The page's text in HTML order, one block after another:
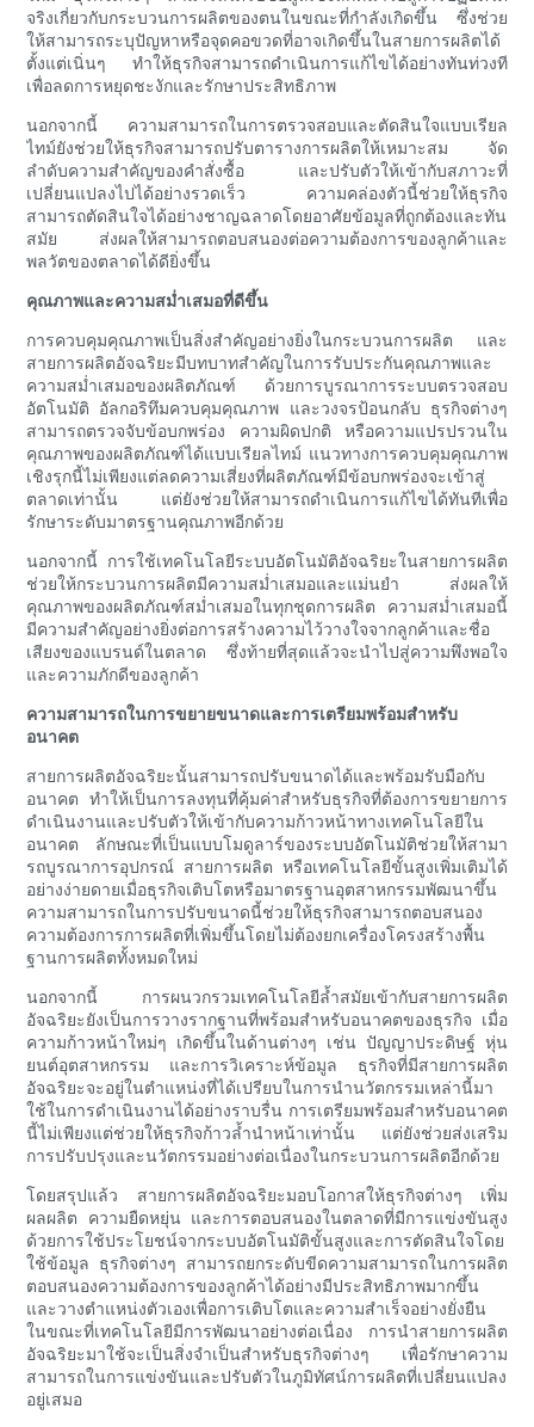
จริงเกี่ยวกับกระบวนการผลิตของตนในขณะที่กำลังเกิดขึ้น ซึ่งช่วย
ให้สามารถระบุปัญหาหรือจุดคอขวดที่อาจเกิดขึ้นในสายการผลิตได้
ตั้งแต่เนิ่นๆ ทำให้ธุรกิจสามารถดำเนินการแก้ไขได้อย่างทันท่วงที
เพื่อลดการหยุดชะงักและรักษาประสิทธิภาพ
นอกจากนี้ ความสามารถในการตรวจสอบและตัดสินใจแบบเรียล
ไทม์ยังช่วยให้ธุรกิจสามารถปรับตารางการผลิตให้เหมาะสม จัด
ลำดับความสำคัญของคำสั่งซื้อ และปรับตัวให้เข้ากับสภาวะที่
เปลี่ยนแปลงไปได้อย่างรวดเร็ว ความคล่องตัวนี้ช่วยให้ธุรกิจ
สามารถตัดสินใจได้อย่างชาญฉลาดโดยอาศัยข้อมูลที่ถูกต้องและทัน
สมัย ​​ส่งผลให้สามารถตอบสนองต่อความต้องการของลูกค้าและ
พลวัตของตลาดได้ดียิ่งขึ้น
คุณภาพและความสม่ำเสมอที่ดีขึ้น
การควบคุมคุณภาพเป็นสิ่งสำคัญอย่างยิ่งในกระบวนการผลิต และ
สายการผลิตอัจฉริยะมีบทบาทสำคัญในการรับประกันคุณภาพและ
ความสม่ำเสมอของผลิตภัณฑ์ ด้วยการบูรณาการระบบตรวจสอบ
อัตโนมัติ อัลกอริทึมควบคุมคุณภาพ และวงจรป้อนกลับ ธุรกิจต่างๆ
สามารถตรวจจับข้อบกพร่อง ความผิดปกติ หรือความแปรปรวนใน
คุณภาพของผลิตภัณฑ์ได้แบบเรียลไทม์ แนวทางการควบคุมคุณภาพ
เชิงรุกนี้ไม่เพียงแต่ลดความเสี่ยงที่ผลิตภัณฑ์มีข้อบกพร่องจะเข้าสู่
ตลาดเท่านั้น แต่ยังช่วยให้สามารถดำเนินการแก้ไขได้ทันทีเพื่อ
รักษาระดับมาตรฐานคุณภาพอีกด้วย
นอกจากนี้ การใช้เทคโนโลยีระบบอัตโนมัติอัจฉริยะในสายการผลิต
ช่วยให้กระบวนการผลิตมีความสม่ำเสมอและแม่นยำ ส่งผลให้
คุณภาพของผลิตภัณฑ์สม่ำเสมอในทุกชุดการผลิต ความสม่ำเสมอนี้
มีความสำคัญอย่างยิ่งต่อการสร้างความไว้วางใจจากลูกค้าและชื่อ
เสียงของแบรนด์ในตลาด ซึ่งท้ายที่สุดแล้วจะนำไปสู่ความพึงพอใจ
และความภักดีของลูกค้า
ความสามารถในการขยายขนาดและการเตรียมพร้อมสำหรับ
อนาคต
สายการผลิตอัจฉริยะนั้นสามารถปรับขนาดได้และพร้อมรับมือกับ
อนาคต ทำให้เป็นการลงทุนที่คุ้มค่าสำหรับธุรกิจที่ต้องการขยายการ
ดำเนินงานและปรับตัวให้เข้ากับความก้าวหน้าทางเทคโนโลยีใน
อนาคต ลักษณะที่เป็นแบบโมดูลาร์ของระบบอัตโนมัติช่วยให้สามา
รถบูรณาการอุปกรณ์ สายการผลิต หรือเทคโนโลยีขั้นสูงเพิ่มเติมได้
อย่างง่ายดายเมื่อธุรกิจเติบโตหรือมาตรฐานอุตสาหกรรมพัฒนาขึ้น
ความสามารถในการปรับขนาดนี้ช่วยให้ธุรกิจสามารถตอบสนอง
ความต้องการการผลิตที่เพิ่มขึ้นโดยไม่ต้องยกเครื่องโครงสร้างพื้น
ฐานการผลิตทั้งหมดใหม่
นอกจากนี้ การผนวกรวมเทคโนโลยีล้ำสมัยเข้ากับสายการผลิต
อัจฉริยะยังเป็นการวางรากฐานที่พร้อมสำหรับอนาคตของธุรกิจ เมื่อ
ความก้าวหน้าใหม่ๆ เกิดขึ้นในด้านต่างๆ เช่น ปัญญาประดิษฐ์ หุ่น
ยนต์อุตสาหกรรม และการวิเคราะห์ข้อมูล ธุรกิจที่มีสายการผลิต
อัจฉริยะจะอยู่ในตำแหน่งที่ได้เปรียบในการนำนวัตกรรมเหล่านี้มา
ใช้ในการดำเนินงานได้อย่างราบรื่น การเตรียมพร้อมสำหรับอนาคต
นี้ไม่เพียงแต่ช่วยให้ธุรกิจก้าวล้ำนำหน้าเท่านั้น แต่ยังช่วยส่งเสริม
การปรับปรุงและนวัตกรรมอย่างต่อเนื่องในกระบวนการผลิตอีกด้วย
โดยสรุปแล้ว สายการผลิตอัจฉริยะมอบโอกาสให้ธุรกิจต่างๆ เพิ่ม
ผลผลิต ความยืดหยุ่น และการตอบสนองในตลาดที่มีการแข่งขันสูง
ด้วยการใช้ประโยชน์จากระบบอัตโนมัติขั้นสูงและการตัดสินใจโดย
ใช้ข้อมูล ธุรกิจต่างๆ สามารถยกระดับขีดความสามารถในการผลิต
ตอบสนองความต้องการของลูกค้าได้อย่างมีประสิทธิภาพมากขึ้น
และวางตำแหน่งตัวเองเพื่อการเติบโตและความสำเร็จอย่างยั่งยืน
ในขณะที่เทคโนโลยีมีการพัฒนาอย่างต่อเนื่อง การนำสายการผลิต
อัจฉริยะมาใช้จะเป็นสิ่งจำเป็นสำหรับธุรกิจต่างๆ เพื่อรักษาความ
สามารถในการแข่งขันและปรับตัวในภูมิทัศน์การผลิตที่เปลี่ยนแปลง
อยู่เสมอ